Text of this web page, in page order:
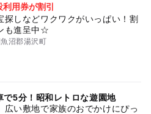
用券が割引
探しなどワクワクがいっぱい！割
も進呈中☆
沼郡湯沢町
5分！昭和レトロな遊園地
広い敷地で家族のおでかけにぴっ